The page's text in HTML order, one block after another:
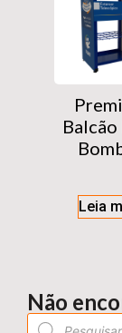
Balcão
Leia
Não